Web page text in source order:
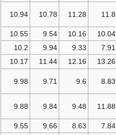
11.8
11.28
10.78
10.94
10.04
10.16
9.54
10.55
7.91
9.33
9.94
10.2
13.26
12.16
11.44
10.17
8.83
9.6
9.71
9.98
11.88
9.48
9.84
9.88
7.84
8.63
9.66
9.55